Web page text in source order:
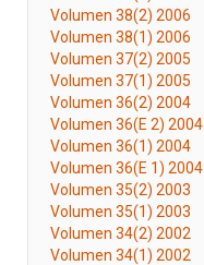
Volumen 38(2) 2006
Volumen 38(1) 2006
Volumen 37(2) 2005
Volumen 37(1) 2005
Volumen 36(2) 2004
Volumen 36(E 2) 2004
Volumen 36(1) 2004
Volumen 36(E 1) 2004
Volumen 35(2) 2003
Volumen 35(1) 2003
Volumen 34(2) 2002
Volumen 34(1) 2002